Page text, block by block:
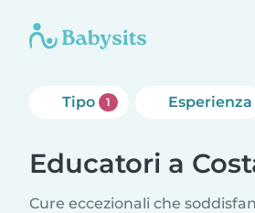
Tipo 1 Esperienza
Educatori a
Cure eccezionali che